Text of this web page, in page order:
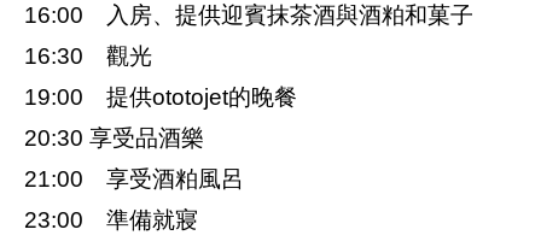
16:00 入房、提供迎賓抹茶酒與酒粕和菓子
16:30 觀光
19:00 提供ototojet的晚餐
20:30 享受品酒樂
21:00 享受酒粕風呂
23:00 準備就寢